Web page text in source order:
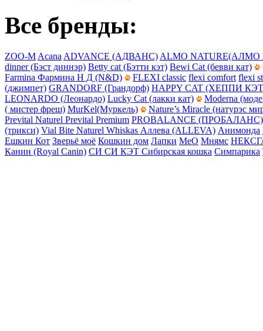
Все бренды:
ZOO-M Acana ADVANCE (АДВАНС) ALMO
dinner (Бэст диннэр) Betty cat (Бэтти кэт) Bewi Cat (бевви кат)
Farmina Фармина Н Д (N&D)
FLEXI classic flexi comfort flexi
(джимпет) GRANDORF (Грандорф) HAPPY CAT (ХЕППИ
LEONARDO (Леонардо) Lucky Cat (лакки кат)
Moderna
( мистер фреш) MurKel(Муркель)
Nature’s Miracle (натурэс
Prevital Naturel Prevital Premium PROBALANCE (ПРОБАЛАНС)
(трикси) Vial Bite Naturel Whiskas Аллева (ALLEVA) Анимонда
Ешкин Кот Зверьё моё Кошкин дом Лапки МеО Мнямс
Канин (Royal Canin) СИ СИ КЭТ Сибирская кошка Симпарика